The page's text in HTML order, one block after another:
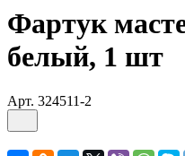
Фартук
белый, 1 шт
Арт. 324511-2